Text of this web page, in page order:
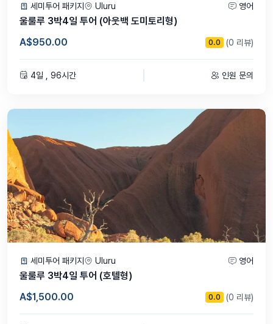
세미투어 패키지 Uluru 영어
울룰루 3박4일 투어 (아웃백 도미토리형)
A$950.00
0.0 (0 리뷰)
4일 , 96시간 인원 문의
세미투어 패키지 Uluru 영어
울룰루 3박4일 투어 (호텔형)
A$1,500.00
0.0 (0 리뷰)